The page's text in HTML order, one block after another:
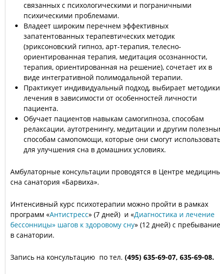
связанных с психологическими и пограничными
психическими проблемами.
Владеет широким перечнем эффективных
запатентованных терапевтических методик
(эриксоновский гипноз, арт-терапия, телесно-
ориентированная терапия, медитация осознанности,
терапия, ориентированная на решение), сочетает их в
виде интегративной полимодальной терапии.
Практикует индивидуальный подход, выбирает методики
лечения в зависимости от особенностей личности
пациента.
Обучает пациентов навыкам самогипноза, способам
релаксации, аутотренингу, медитации и другим
способам самопомощи, которые они смогут
для улучшения сна в домашних условиях.
Амбулаторные консультации проводятся в Центре
сна санатория «Барвиха».
Интенсивный курс психотерапии можно пройти в рамках
программ «Антистресс» (7 дней) и «Диагностика и лечение
бессонницы» шагов к здоровому сну» (12 дней) с
в санатории.
Запись на консультацию по тел. (495) 635-69-07, 635-69-08.